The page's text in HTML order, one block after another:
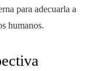
para adecuarla a
humanos.